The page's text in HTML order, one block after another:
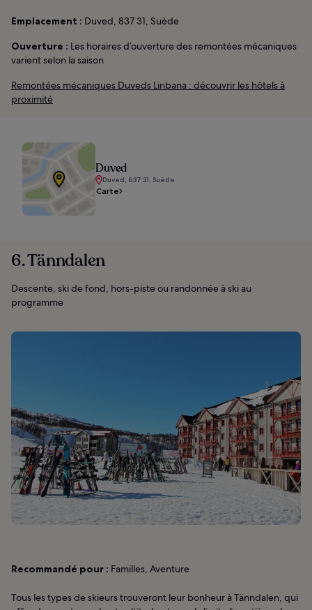
Emplacement : Duved, 837 31, Suède
Ouverture : Les horaires d’ouverture des remontées mécaniques
varient selon la saison
Remontées mécaniques Duveds Linbana : découvrir les hôtels à
proximité
Duved
Duved, 837 31, Suède
Carte
6. Tänndalen
Descente, ski de fond, hors-piste ou randonnée à ski au
programme
Recommandé pour : Familles, Aventure
Tous les types de skieurs trouveront leur bonheur à Tänndalen, qui